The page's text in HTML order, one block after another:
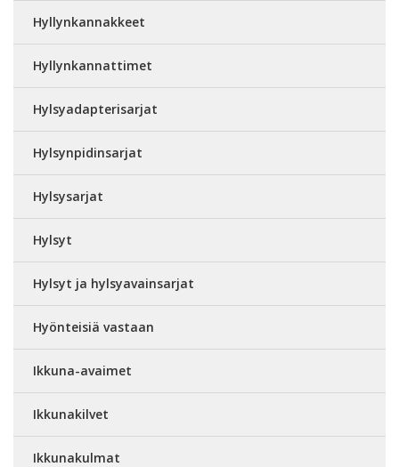
Hyllynkannakkeet
Hyllynkannattimet
Hylsyadapterisarjat
Hylsynpidinsarjat
Hylsysarjat
Hylsyt
Hylsyt ja hylsyavainsarjat
Hyönteisiä vastaan
Ikkuna-avaimet
Ikkunakilvet
Ikkunakulmat